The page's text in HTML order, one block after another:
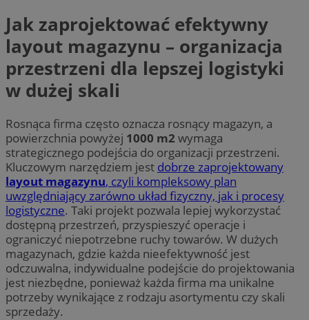
Jak zaprojektować efektywny
layout magazynu – organizacja
przestrzeni dla lepszej logistyki
w dużej skali
Rosnąca firma często oznacza rosnący magazyn, a
powierzchnia powyżej 1000 m2 wymaga
strategicznego podejścia do organizacji przestrzeni.
Kluczowym narzędziem jest dobrze zaprojektowany
layout magazynu, czyli kompleksowy plan
uwzględniający zarówno układ fizyczny, jak i procesy
logistyczne. Taki projekt pozwala lepiej wykorzystać
dostępną przestrzeń, przyspieszyć operacje i
ograniczyć niepotrzebne ruchy towarów. W dużych
magazynach, gdzie każda nieefektywność jest
odczuwalna, indywidualne podejście do projektowania
jest niezbędne, ponieważ każda firma ma unikalne
potrzeby wynikające z rodzaju asortymentu czy skali
sprzedaży.